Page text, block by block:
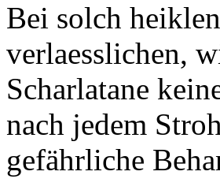
Bei solch
verlaesslichen,
Scharlatane
nach jedem
gefährliche